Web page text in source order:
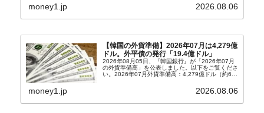
上、韓国大統領に成りおおせた李在明（イ・ジェミ
money1.jp 2026.08.06
【韓国の外貨準備】2026年07月は4,279億
ドル。外平債の発行「19.4億ドル」
2026年08月05日、『韓国銀行』が「2026年07月
の外貨準備高」を公表しました。以下をご覧くださ
い。2026年07月外貨準備高：4,279億ドル（約67
money1.jp 2026.08.06